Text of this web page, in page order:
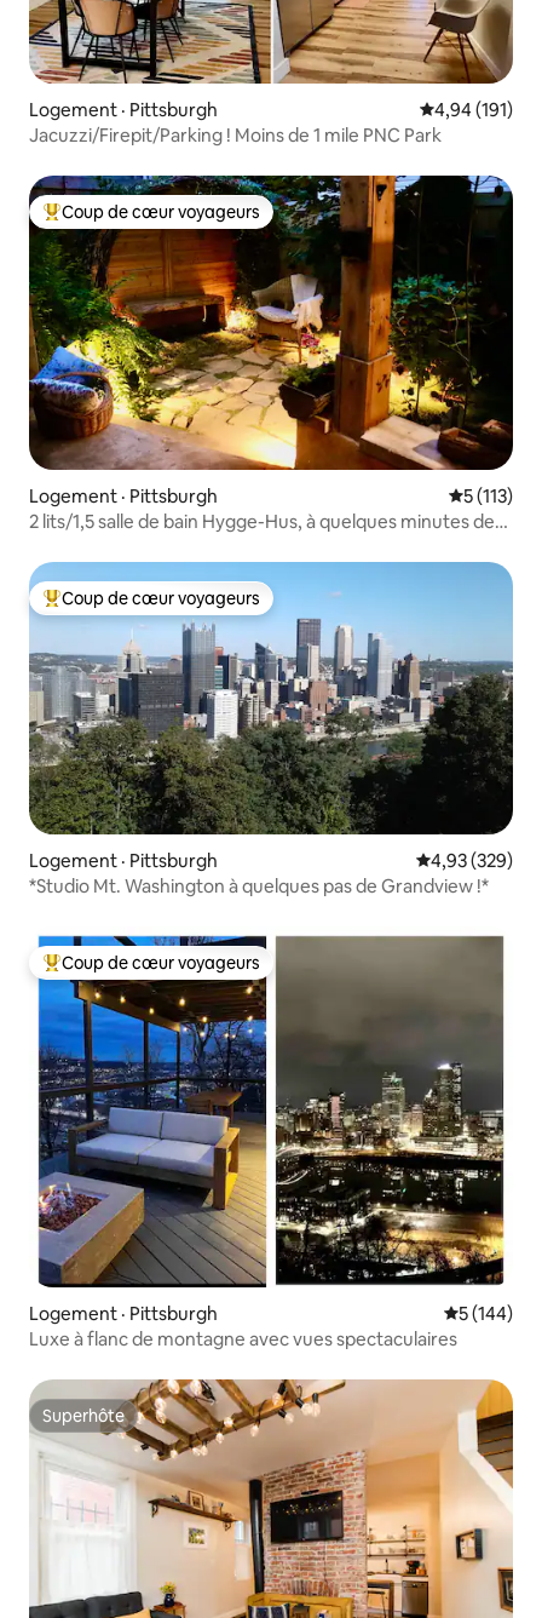
Logement · Pittsburgh Note
4,94 (191)
Jacuzzi/Firepit/Parking ! Moins de 1 mile PNC Park
Coup de cœur voyageurs parmi les plus aimés
Coup de cœur voyageurs
Logement · Pittsburgh Note
5 (113)
2 lits/1,5 salle de bain Hygge-Hus, à quelques minutes des
Coup de cœur voyageurs parmi les plus aimés
Coup de cœur voyageurs
Logement · Pittsburgh Note
4,93 (329)
*Studio Mt. Washington à quelques pas de Grandview !*
Coup de cœur voyageurs parmi les plus aimés
Coup de cœur voyageurs
Logement · Pittsburgh Note
5 (144)
Luxe à flanc de montagne avec vues spectaculaires
Superhôte
Superhôte